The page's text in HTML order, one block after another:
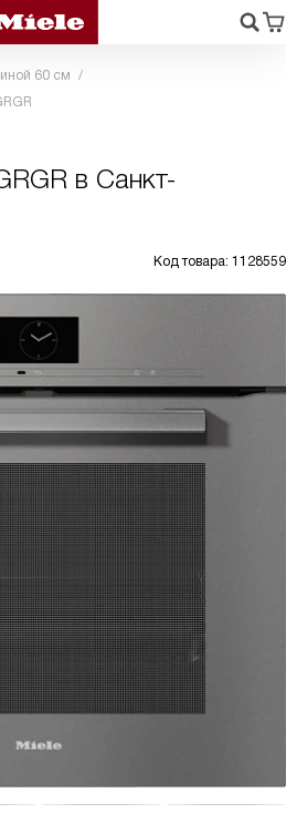
60 см
в Санкт-
Код товара: 1128559